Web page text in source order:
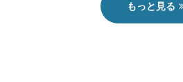
もっと見る